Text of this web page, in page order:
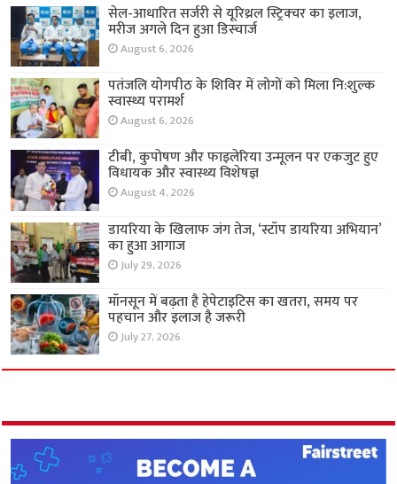
सेल-आधारित सर्जरी से यूरिथ्रल स्ट्रिक्चर का इलाज,
मरीज अगले दिन हुआ डिस्चार्ज
August 6, 2026
पतंजलि योगपीठ के शिविर में लोगों को मिला नि:शुल्क
स्वास्थ्य परामर्श
August 6, 2026
टीबी, कुपोषण और फाइलेरिया उन्मूलन पर एकजुट हुए
विधायक और स्वास्थ्य विशेषज्ञ
August 4, 2026
डायरिया के खिलाफ जंग तेज, ‘स्टॉप डायरिया अभियान’
का हुआ आगाज
July 29, 2026
मॉनसून में बढ़ता है हेपेटाइटिस का खतरा, समय पर
पहचान और इलाज है जरूरी
July 27, 2026